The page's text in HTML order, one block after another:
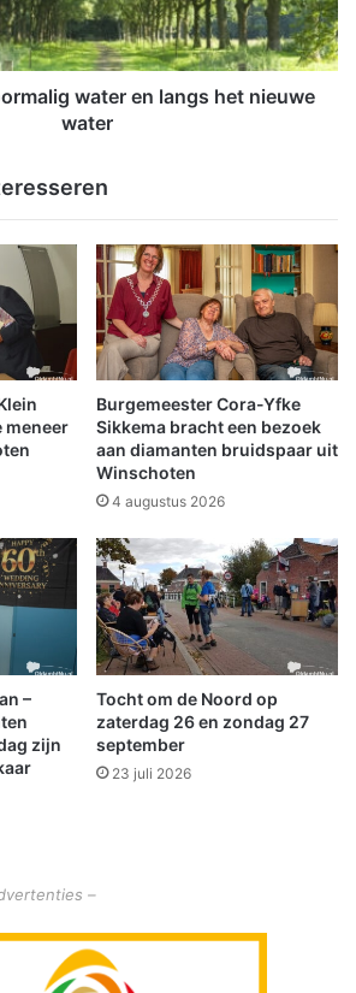
water en langs het nieuwe
water
meneer
Burgemeester Cora-Yfke
Sikkema bracht een bezoek
aan diamanten bruidspaar uit
Winschoten
4 augustus 2026
–
zijn
Tocht om de Noord op
zaterdag 26 en zondag 27
september
23 juli 2026
–